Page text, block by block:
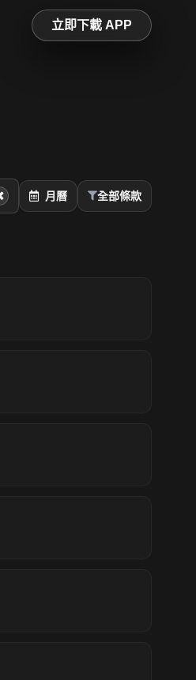
立即下載 APP
月曆 全部條款